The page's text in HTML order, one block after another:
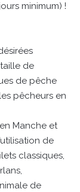
minimum) !
de
de pêche
pêcheurs en
en Manche et
de
classiques,
de